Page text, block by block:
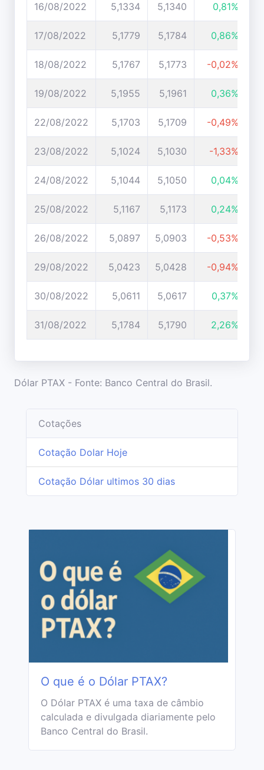
16/08/2022 5,1334 5,1340 0,81%
17/08/2022 5,1779 5,1784 0,86%
18/08/2022 5,1767 5,1773 -0,02%
19/08/2022 5,1955 5,1961 0,36%
22/08/2022 5,1703 5,1709 -0,49%
23/08/2022 5,1024 5,1030 -1,33%
24/08/2022 5,1044 5,1050 0,04%
25/08/2022 5,1167 5,1173 0,24%
26/08/2022 5,0897 5,0903 -0,53%
29/08/2022 5,0423 5,0428 -0,94%
30/08/2022 5,0611 5,0617 0,37%
31/08/2022 5,1784 5,1790 2,26%
Dólar PTAX - Fonte: Banco Central do Brasil.
Cotações
Cotação Dolar Hoje
Cotação Dólar ultimos 30 dias
O que é o Dólar PTAX?
O Dólar PTAX é uma taxa de câmbio
calculada e divulgada diariamente pelo
Banco Central do Brasil.